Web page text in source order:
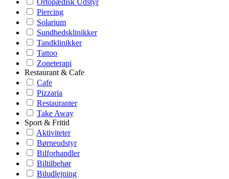
Ortopædisk Udstyr
Piercing
Solarium
Sundhedsklinikker
Tandklinikker
Tattoo
Zoneterapi
Restaurant & Cafe
Cafe
Pizzaria
Restauranter
Take Away
Sport & Fritid
Aktiviteter
Børneudstyr
Bilforhandler
Biltilbehør
Biludlejning